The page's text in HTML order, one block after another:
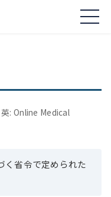
英: Online Medical
く省令で定められた